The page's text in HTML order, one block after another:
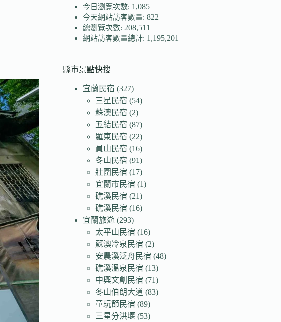
今日瀏覽次數: 1,085
今天網站訪客數量:822
總瀏覽次數: 208,511
網站訪客數量總計: 1,195,201
縣市景點快搜
宜蘭民宿 (327)
三星民宿 (54)
蘇澳民宿 (2)
五結民宿 (87)
羅東民宿 (22)
員山民宿 (16)
冬山民宿 (91)
壯圍民宿 (17)
宜蘭市民宿 (1)
礁溪民宿 (21)
礁溪民宿 (16)
宜蘭旅遊 (293)
太平山民宿 (16)
蘇澳冷泉民宿 (2)
安農溪泛舟民宿 (48)
礁溪溫泉民宿 (13)
中興文創民宿 (71)
冬山伯朗大道 (83)
童玩節民宿 (89)
三星分洪堰 (53)